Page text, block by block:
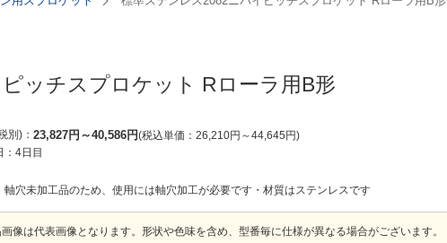
ッチスプロケット Rローラ用B形
別) 23,827円 ～40,586円 税込単価 26,210円 ～44,645円
4日目
軸穴未加工品のため、使用には軸穴加工が必要です・材質はステンレスです
像は代表画像となります。形状や色味を含め、型番毎に仕様が異なる場合がございます。